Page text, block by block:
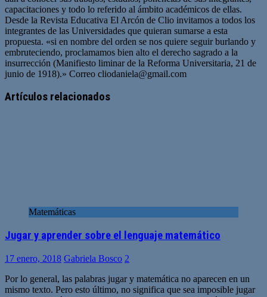
capacitaciones y todo lo referido al ámbito académicos de ellas.
Desde la Revista Educativa El Arcón de Clio invitamos a todos los
integrantes de las Universidades que quieran sumarse a esta
propuesta. «si en nombre del orden se nos quiere seguir burlando y
embruteciendo, proclamamos bien alto el derecho sagrado a la
insurrección (Manifiesto liminar de la Reforma Universitaria, 21 de
junio de 1918).» Correo cliodaniela@gmail.com
Artículos relacionados
Matemáticas
Jugar y aprender sobre el lenguaje matemático
17 enero, 2018 Gabriela Bosco 2
Por lo general, las palabras jugar y matemática no aparecen en un
mismo texto. Pero esto último, no significa que sea imposible jugar